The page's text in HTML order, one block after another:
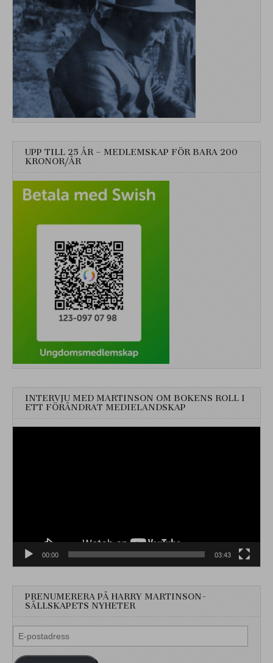
UPP TILL 25 ÅR – MEDLEMSKAP FÖR BARA 200
KRONOR/ÅR
INTERVJU MED MARTINSON OM BOKENS ROLL I
ETT FÖRÄNDRAT MEDIELANDSKAP
00:00 03:43
PRENUMERERA PÅ HARRY MARTINSON-
SÄLLSKAPETS NYHETER
E-
postadress